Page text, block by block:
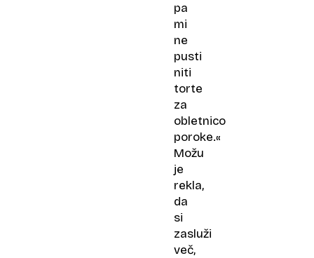
pa
mi
ne
pusti
niti
torte
za
obletnico
poroke.«
Možu
je
rekla,
da
si
zasluži
več,